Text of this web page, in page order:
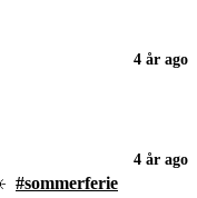
4 år ago
4 år ago
#sommerferie